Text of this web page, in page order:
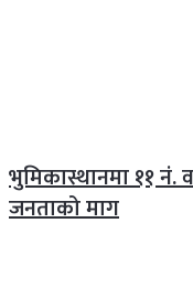
भुमिकास्थानमा ११ नं.
जनताको माग